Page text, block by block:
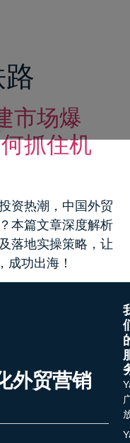
市场爆
抓住机
资热潮，中国外贸
本篇文章深度解析
落地实操策略，让
成功出海！
外贸营销